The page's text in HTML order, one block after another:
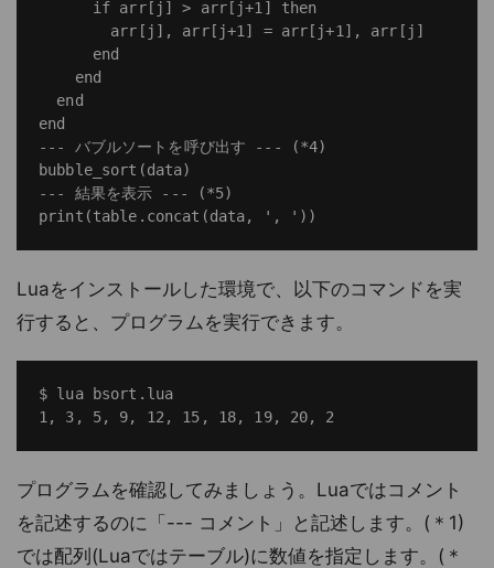
      if arr[j] > arr[j+1] then
        arr[j], arr[j+1] = arr[j+1], arr[j]
      end
    end
  end
end
--- バブルソートを呼び出す --- (*4)
bubble_sort(data)
--- 結果を表示 --- (*5)
Luaをインストールした環境で、以下のコマンドを実
行すると、プログラムを実行できます。
$ lua bsort.lua
プログラムを確認してみましょう。Luaではコメント
を記述するのに「--- コメント」と記述します。(＊1)
では配列(Luaではテーブル)に数値を指定します。(＊